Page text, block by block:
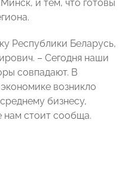
и тем, что готовы
Республики Беларусь,
– Сегодня наши
совпадают. В
возникло
бизнесу,
нам стоит сообща.